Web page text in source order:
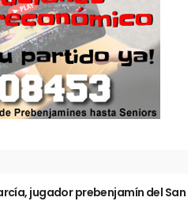
jugador prebenjamín del San